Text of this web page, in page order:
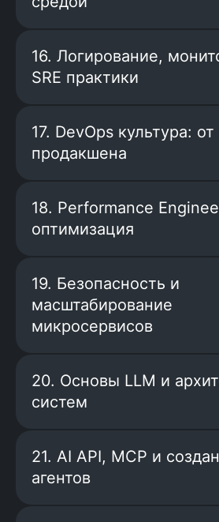
16. Логирование,
SRE практики
17. DevOps культура:
продакшена
18. Performance
оптимизация
19. Безопасность и
масштабирование
микросервисов
20. Основы LLM и
систем
21. AI API, MCP и
агентов
сразу закрепляем их в
Дополняют процесс
материалы и FAQ-сессии
с менторами,
приближенный к работе senior-
Разовьёшь инженерную
разработчика, и через практику
и разбор кейсов освоишь подходы,
технологии и стандарты, которыми